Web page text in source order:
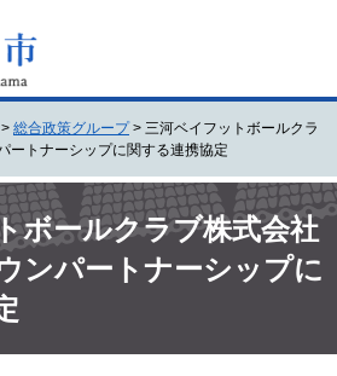
> 総合政策グループ > 三河ベイフットボールクラ
ートナーシップに関する連携協定
ボールクラブ株式会社
ンパートナーシップに